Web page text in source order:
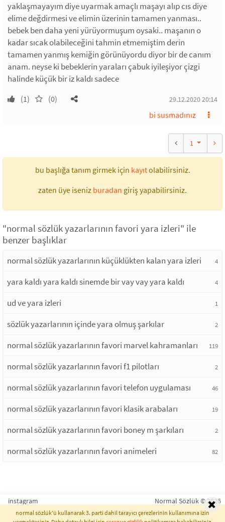
yaklaşmayayım diye uyarmak amaçlı maşayı alıp cıs diye
elime değdirmesi ve elimin üzerinin tamamen yanması..
bebek ben daha yeni yürüyormuşum oysaki.. maşanın o
kadar sıcak olabileceğini tahmin etmemiştim derin
tamamen yanmış kemiğin görünüyordu diyor bir de canım
anam. neyse ki bebeklerin yaraları çabuk iyileşiyor çizgi
halinde küçük bir iz kaldı sadece
(1) (0) 29.12.2020 20:14
bi susmadınız
1
bu başlığa tanım girmek için kayıtolabilirsiniz.
zaten üye iseniz buradan giriş yapabilirsiniz.
"normal sözlük yazarlarının favori yara izleri" ile
benzer başlıklar
normal sözlük yazarlarının küçüklükten kalan yara izleri 4
yara kaldı yara kaldı sinemde bir vay vay yara kaldı 4
ud ve yara izleri 1
sözlük yazarlarının içinde yara olmuş şarkılar 2
normal sözlük yazarlarının favori marvel kahramanları 119
normal sözlük yazarlarının favori f1 pilotları 2
normal sözlük yazarlarının favori telefon uygulaması 46
normal sözlük yazarlarının favori klasik arabaları 19
normal sözlük yazarlarının favori boney m şarkıları 2
normal sözlük yazarlarının favori animeleri 82
instagram Normal Sözlük © 2026
normal sözlük'ü kullanarak 3. parti dahil tarayıcı çerezlerinin kullanımına izin